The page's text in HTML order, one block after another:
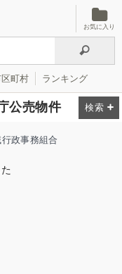
お気に入り
町村 ランキング
公売物件
政事務組合